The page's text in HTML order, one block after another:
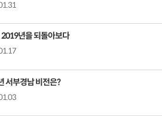
년을 되돌아보다
서부경남 비전은?